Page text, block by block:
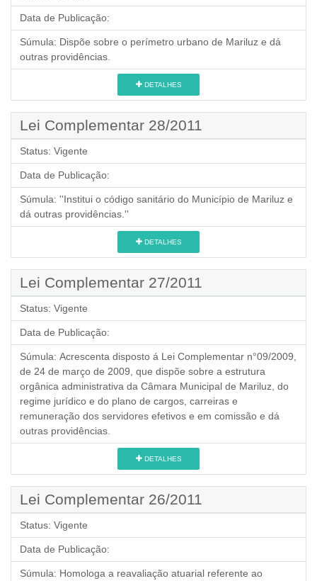
Data de Publicação:
Súmula: Dispõe sobre o perímetro urbano de Mariluz e dá
outras providências.
DETALHES
Lei Complementar 28/2011
Status: Vigente
Data de Publicação:
Súmula: ''Institui o código sanitário do Município de Mariluz e
dá outras providências.''
DETALHES
Lei Complementar 27/2011
Status: Vigente
Data de Publicação:
Súmula: Acrescenta disposto á Lei Complementar n°09/2009,
de 24 de março de 2009, que dispõe sobre a estrutura
orgânica administrativa da Câmara Municipal de Mariluz, do
regime jurídico e do plano de cargos, carreiras e
remuneração dos servidores efetivos e em comissão e dá
outras providências.
DETALHES
Lei Complementar 26/2011
Status: Vigente
Data de Publicação:
Súmula: Homologa a reavaliação atuarial referente ao